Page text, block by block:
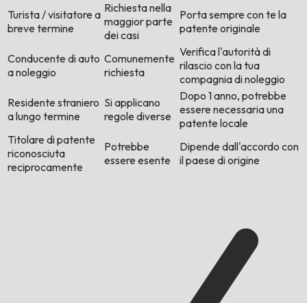
Turista / visitatore a
breve termine
Richiesta nella
maggior parte
dei casi
Porta sempre con te la
patente originale
Conducente di auto
a noleggio
Comunemente
richiesta
Verifica l'autorità di
rilascio con la tua
compagnia di noleggio
Residente straniero
a lungo termine
Si applicano
regole diverse
Dopo 1 anno, potrebbe
essere necessaria una
patente locale
Titolare di patente
riconosciuta
reciprocamente
Potrebbe
essere esente
Dipende dall'accordo con
il paese di origine